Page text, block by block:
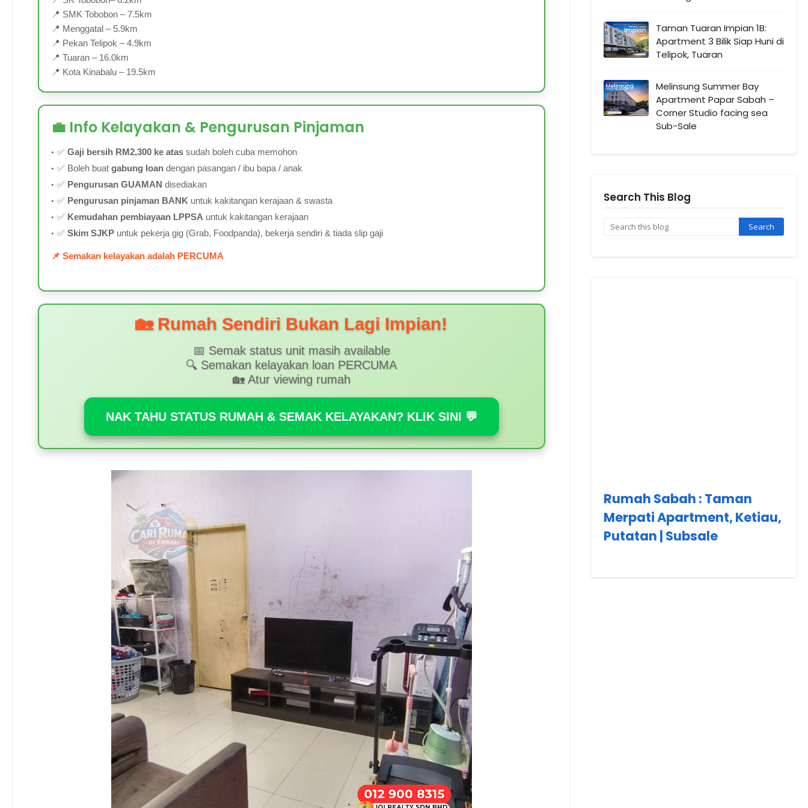
📍 SMK Tobobon – 7.5km
📍 Menggatal – 5.9km
📍 Pekan Telipok – 4.9km
📍 Tuaran – 16.0km
📍 Kota Kinabalu – 19.5km
💼 Info Kelayakan & Pengurusan Pinjaman
✅ Gaji bersih RM2,300 ke atassudah boleh cuba memohon
✅ Boleh buat gabung loandengan pasangan / ibu bapa / anak
✅ Pengurusan GUAMAN disediakan
✅ Pengurusan pinjaman BANK untuk kakitangan kerajaan & swasta
✅ Kemudahan pembiayaan LPPSA untuk kakitangan kerajaan
✅ Skim SJKPuntuk pekerja gig (Grab, Foodpanda), bekerja sendiri & tiada slip gaji
📌 Semakan kelayakan adalah PERCUMA
🏡 Rumah Sendiri Bukan Lagi Impian!
📅 Semak status unit masih available
🔍 Semakan kelayakan loan PERCUMA
🏡 Atur viewing rumah
NAK TAHU STATUS RUMAH & SEMAK KELAYAKAN? KLIK SINI 💬
Taman Tuaran Impian 1B:
Apartment 3 Bilik Siap Huni di
Telipok, Tuaran
Melinsung Summer Bay
Apartment Papar Sabah –
Corner Studio facing sea
Sub-Sale
Search This Blog
Rumah Sabah : Taman
Merpati Apartment, Ketiau,
Putatan | Subsale